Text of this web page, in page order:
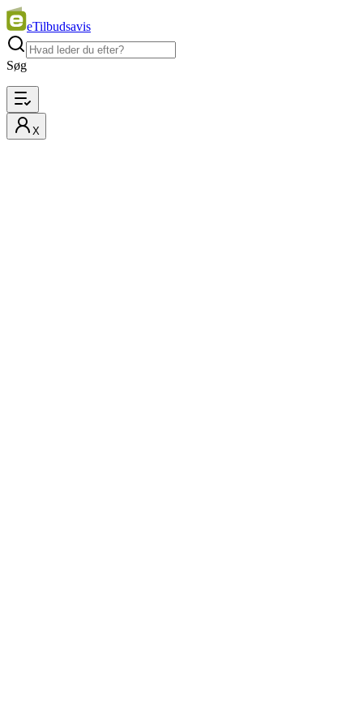
eTilbudsavis
Søg
X